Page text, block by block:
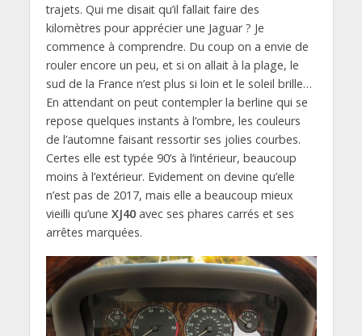
trajets. Qui me disait qu’il fallait faire des
kilomètres pour apprécier une Jaguar ? Je
commence à comprendre. Du coup on a envie de
rouler encore un peu, et si on allait à la plage, le
sud de la France n’est plus si loin et le soleil brille…
En attendant on peut contempler la berline qui se
repose quelques instants à l’ombre, les couleurs
de l’automne faisant ressortir ses jolies courbes.
Certes elle est typée 90’s à l’intérieur, beaucoup
moins à l’extérieur. Evidement on devine qu’elle
n’est pas de 2017, mais elle a beaucoup mieux
vieilli qu’une XJ40avec ses phares carrés et ses
arrêtes marquées.